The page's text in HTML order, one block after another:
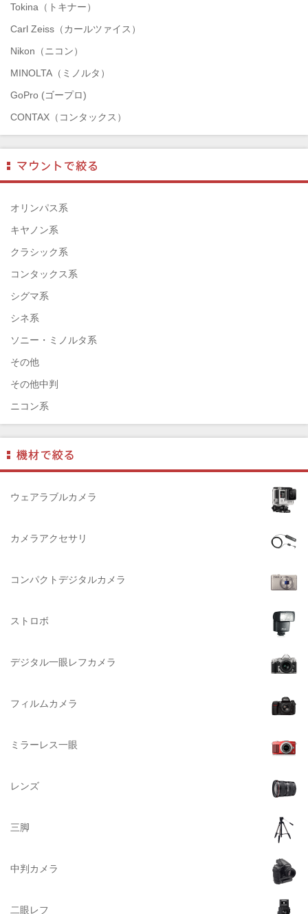
Tokina（トキナー）
Carl Zeiss（カールツァイス）
Nikon（ニコン）
MINOLTA（ミノルタ）
GoPro (ゴープロ)
CONTAX（コンタックス）
Mamiya（マミヤ）
TAMRON（タムロン）
SIGMA（シグマ）
HASSELBLAD（ハッセルブラッド）
EPSON（エプソン）
ENNA München（エナ）
ELEFOTO（エレフォト）
ELECOM（エレコム）
￼EIZO（エイゾ）
edelkrone（エーデンクローン）
Garmin（ガーミン）
Dust-Off（ダストオフ）
DreamMaker（ドリームメーカー）
DNPフォトイメージング(ディーエヌピー)
DIGITALKING（デジタルキング）
diagnl（ダイアグナル）
Lowepro（ロープロ）
BURTON（バートン）
DELSEY（デルセー）
DEKO Elite（デコエリート）
Datacolor（データカラー）
A-POWER (エー・パワー)
ACQUAPAZZA（アクアパッツァ）
AGFA（アグフア）
オリンパス系
キヤノン系
クラシック系
コンタックス系
シグマ系
シネ系
ソニー・ミノルタ系
その他
その他中判
ニコン系
フジフィルム系
ペンタックス系
ライカ系
中判海外系
ウェアラブルカメラ
カメラアクセサリ
コンパクトデジタルカメラ
ストロボ
デジタル一眼レフカメラ
フィルムカメラ
ミラーレス一眼
レンズ
三脚
中判カメラ
二眼レフ